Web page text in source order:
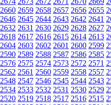
2660 2659 2658 2657 2656 2655
2646 2645 2644 2643 2642 2641
2632 2631 2630 2629 2628 2627
2618 2617 2616 2615 2614 2613
2604 2603 2602 2601 2600 2599
2590 2589 2588 2587 2586 2585
2576 2575 2574 2573 2572 2571
2562 2561 2560 2559 2558 2557
2548 2547 2546 2545 2544 2543
2534 2533 2532 2531 2530 2529
2520 2519 2518 2517 2516 2515